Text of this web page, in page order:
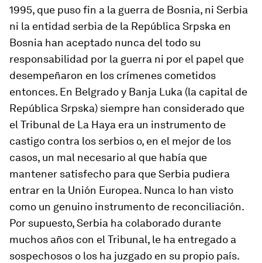
1995, que puso fin a la guerra de Bosnia, ni Serbia
ni la entidad serbia de la República Srpska en
Bosnia han aceptado nunca del todo su
responsabilidad por la guerra ni por el papel que
desempeñaron en los crímenes cometidos
entonces. En Belgrado y Banja Luka (la capital de
República Srpska) siempre han considerado que
el Tribunal de La Haya era un instrumento de
castigo contra los serbios o, en el mejor de los
casos, un mal necesario al que había que
mantener satisfecho para que Serbia pudiera
entrar en la Unión Europea. Nunca lo han visto
como un genuino instrumento de reconciliación.
Por supuesto, Serbia ha colaborado durante
muchos años con el Tribunal, le ha entregado a
sospechosos o los ha juzgado en su propio país.